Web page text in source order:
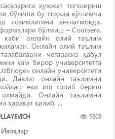
ҳужжат топшириш
бўлиши бу соҳада қўшимча
лозимлигини англатмоқда.
бўлмиш – Coursera,
онлайн олий таълим
Онлайн олий таълим
чегарасиз қабул
ҳам бирор университетга
онлайн унивeрситeти
ёки иш топиб бериш
Онлайн таълимни
ҳаракат қилиб, ...
5808
Изоҳлар